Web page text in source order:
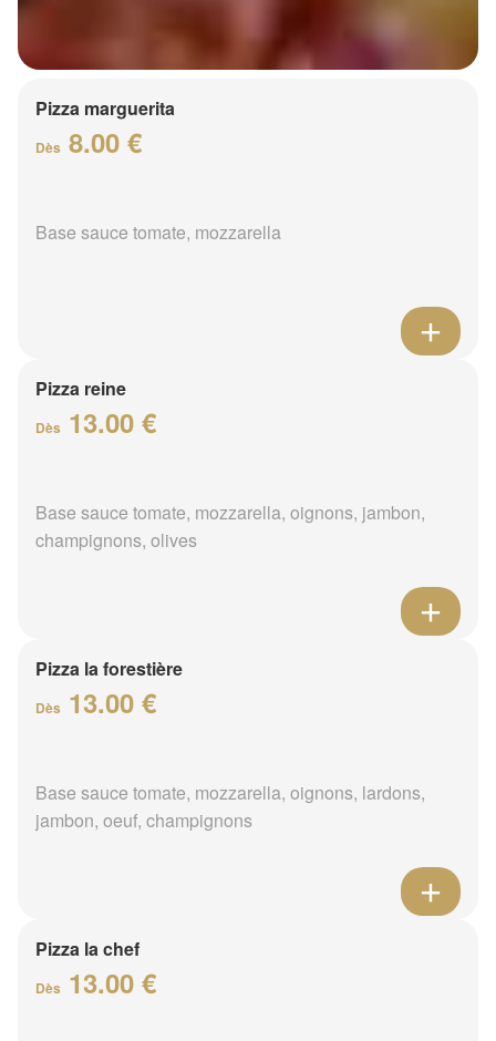
Pizza marguerita
Dès 8.00 €
Base sauce tomate, mozzarella
Pizza reine
Dès 13.00 €
Base sauce tomate, mozzarella, oignons, jambon,
champignons, olives
Pizza la forestière
Dès 13.00 €
Base sauce tomate, mozzarella, oignons, lardons,
jambon, oeuf, champignons
Pizza la chef
Dès 13.00 €